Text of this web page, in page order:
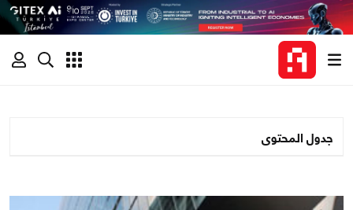
جدول المحتوى